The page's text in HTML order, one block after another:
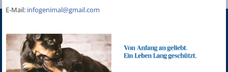
E-Mail: infogenimal@gmail.com